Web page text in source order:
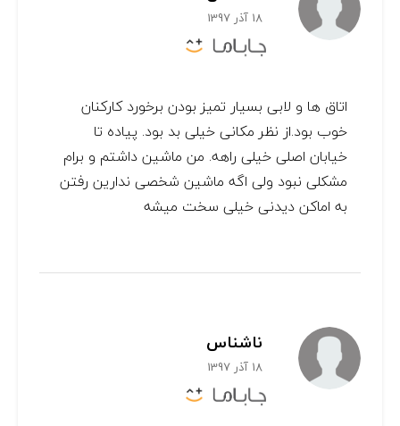
18 آذر 1397
اتاق ها و لابی بسیار تمیز بودن برخورد کارکنان
خوب بود.از نظر مکانی خیلی بد بود. پیاده تا
خیابان اصلی خیلی راهه. من ماشین داشتم و برام
مشکلی نبود ولی اگه ماشین شخصی ندارین رفتن
به اماکن دیدنی خیلی سخت میشه
ناشناس
18 آذر 1397